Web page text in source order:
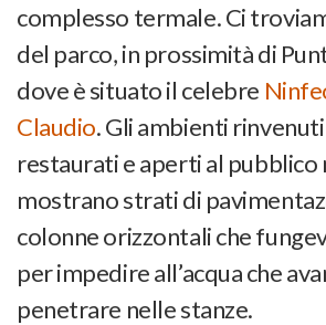
complesso termale. Ci
del parco, in prossimità di
dove è situato il celebre
Claudio. Gli ambienti
restaurati e aperti al pubblico
mostrano strati di
colonne orizzontali che
per impedire all’acqua che
penetrare nelle stanze.